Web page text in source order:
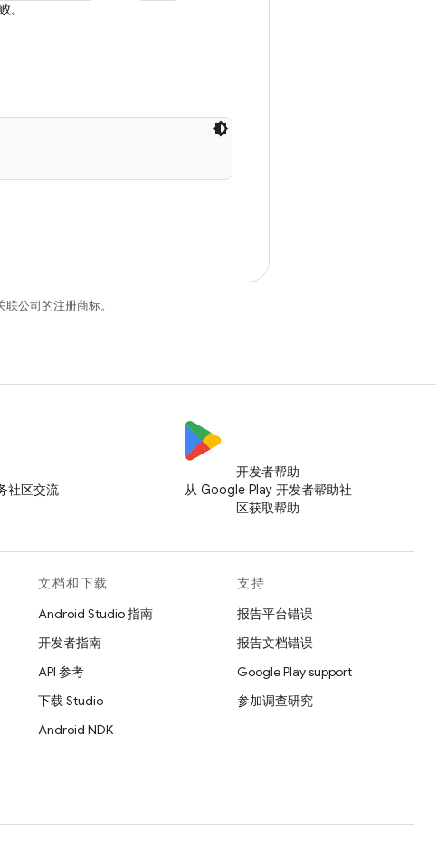
。
公司的注册商标。
社区交流
开发者帮助
从 Google Play 开发者帮助社
区获取帮助
文档和下载
Android Studio 指南
开发者指南
API 参考
下载 Studio
Android NDK
支持
报告平台错误
报告文档错误
Google Play support
参加调查研究